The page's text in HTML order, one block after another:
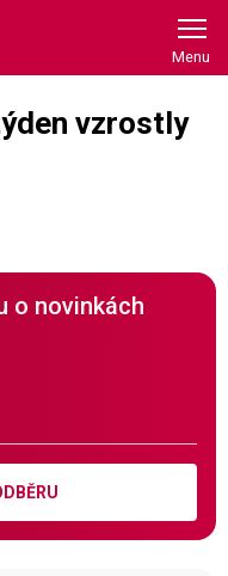
vzrostly
o novinkách